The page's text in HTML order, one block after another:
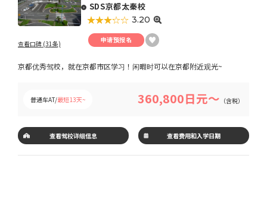
SDS京都太秦校
★★★★★
☆☆☆☆☆ 3.20
查看口碑 (31条) 申请预报名
京都优秀驾校，就在京都市区学习！闲暇时可以在京都附近观光~
普通车AT/最短13天~ 360,800日元～ （含税）
查看驾校详细信息 查看费用和入学日期